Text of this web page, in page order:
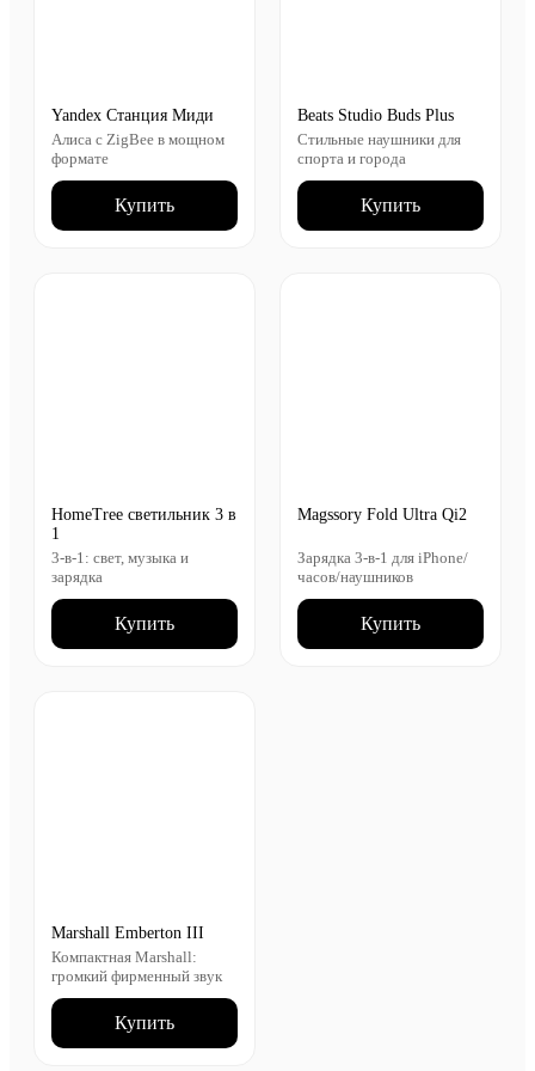
Yandex Станция Миди
Алиса с ZigBee в мощном
формате
Купить
Beats Studio Buds Plus
Стильные наушники для
спорта и города
Купить
HomeTree светильник 3 в
1
3-в-1: свет, музыка и
зарядка
Купить
Magssory Fold Ultra Qi2
Зарядка 3-в-1 для iPhone/
часов/наушников
Купить
Marshall Emberton III
Компактная Marshall:
громкий фирменный звук
Купить